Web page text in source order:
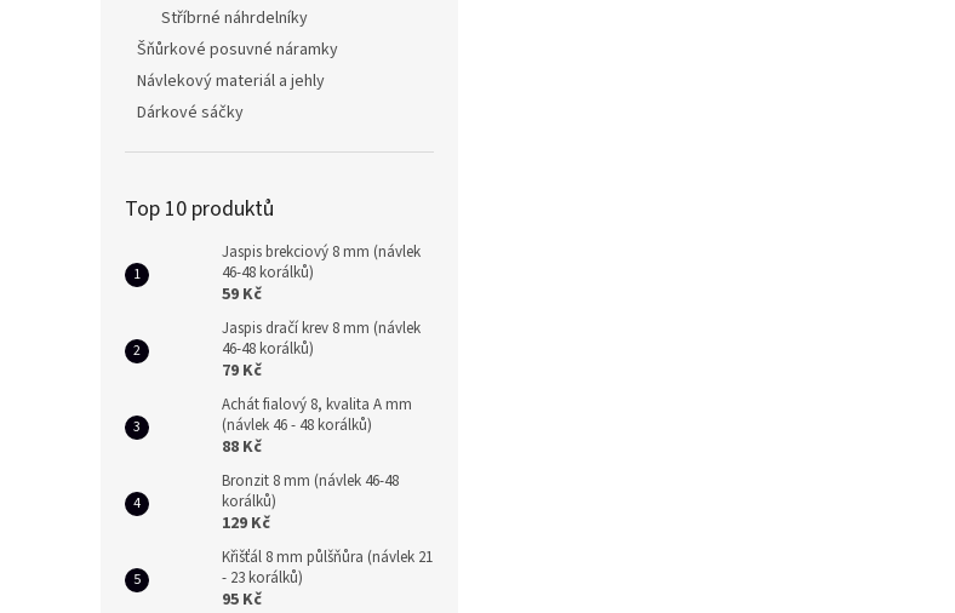
Stříbrné náhrdelníky
Šňůrkové posuvné náramky
Návlekový materiál a jehly
Dárkové sáčky
Top 10 produktů
Jaspis brekciový 8 mm (návlek
46-48 korálků)
59 Kč
Jaspis dračí krev 8 mm (návlek
46-48 korálků)
79 Kč
Achát fialový 8, kvalita A mm
(návlek 46 - 48 korálků)
88 Kč
Bronzit 8 mm (návlek 46-48
korálků)
129 Kč
Křišťál 8 mm půlšňůra (návlek 21
- 23 korálků)
95 Kč